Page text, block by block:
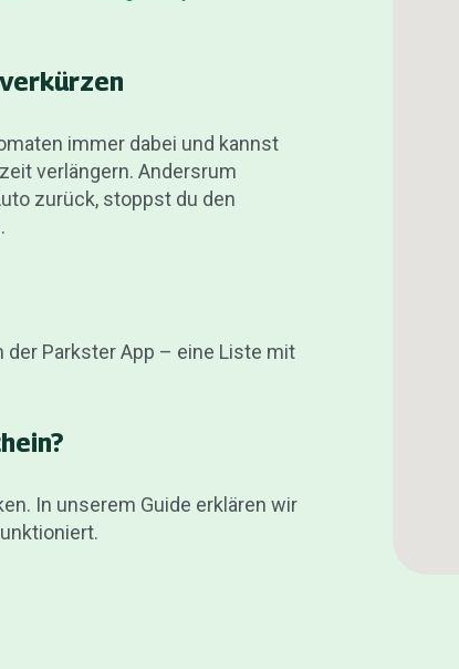
immer dabei und kannst
verlängern. Andersrum
zurück, stoppst du den
der Parkster App – eine Liste mit
In unserem Guide erklären wir